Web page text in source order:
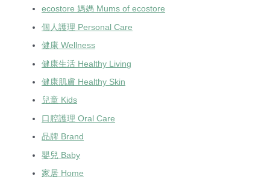
ecostore 媽媽 Mums of ecostore
個人護理 Personal Care
健康 Wellness
健康生活 Healthy Living
健康肌膚 Healthy Skin
兒童 Kids
口腔護理 Oral Care
品牌 Brand
嬰兒 Baby
家居 Home